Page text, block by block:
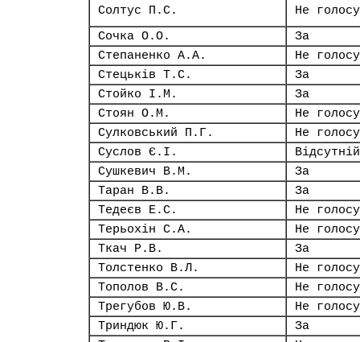
Солтус П.С.
Не
Сочка О.О.
За
Степаненко А.А.
Не
Стецьків Т.С.
За
Стойко І.М.
За
Стоян О.М.
Не
Сулковський П.Г.
Не
Суслов Є.І.
Відсутній
Сушкевич В.М.
За
Таран В.В.
За
Тедеєв Е.С.
Не
Терьохін С.А.
Не
Ткач Р.В.
За
Толстенко В.Л.
Не
Тополов В.С.
Не
Трегубов Ю.В.
Не
Триндюк Ю.Г.
За